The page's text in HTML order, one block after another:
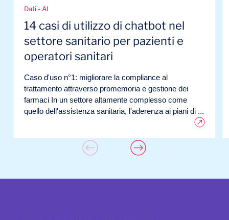
Dati - AI
14 casi di utilizzo di chatbot nel
settore sanitario per pazienti e
operatori sanitari
Caso d'uso n°1: migliorare la compliance al
trattamento attraverso promemoria e gestione dei
farmaci In un settore altamente complesso come
quello dell'assistenza sanitaria, l'aderenza ai piani di ...